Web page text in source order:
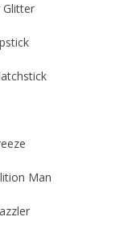
Glitter
Man